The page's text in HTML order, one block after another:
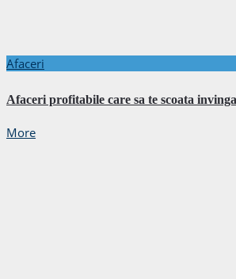
Afaceri
Afaceri profitabile care sa te scoata
More